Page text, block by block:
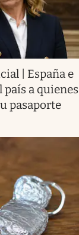
| España e
a quienes
pasaporte